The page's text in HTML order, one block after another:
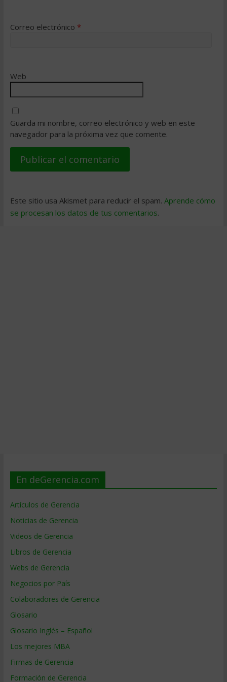
Correo electrónico *
Web
Guarda mi nombre, correo electrónico y web en este
navegador para la próxima vez que comente.
Este sitio usa Akismet para reducir el spam. Aprende cómo
se procesan los datos de tus comentarios.
En deGerencia.com
Artículos de Gerencia
Noticias de Gerencia
Videos de Gerencia
Libros de Gerencia
Webs de Gerencia
Negocios por País
Colaboradores de Gerencia
Glosario
Glosario Inglés – Español
Los mejores MBA
Firmas de Gerencia
Formación de Gerencia